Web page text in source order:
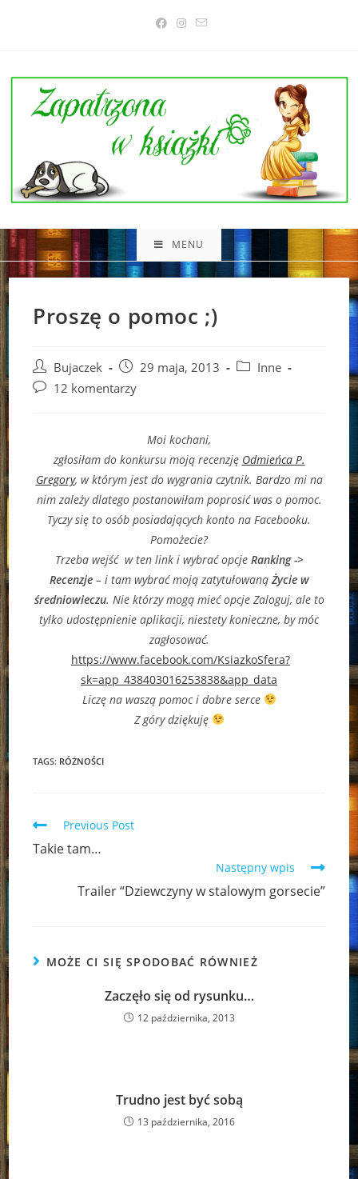
MENU
Proszę o pomoc ;)
Post
author:
Bujaczek
Post
published:
29 maja, 2013
PostInne
Post12 komentarzy
Moi kochani,
zgłosiłam do konkursu moją recenzję Odmieńca P.
Gregory, w którym jest do wygrania czytnik. Bardzo mi na
nim zależy dlatego postanowiłam poprosić was o pomoc.
Tyczy się to osób posiadających konto na Facebooku.
Pomożecie?
Trzeba wejść w ten link i wybrać opcje Ranking ->
Recenzje– i tam wybrać moją zatytułowaną Życie w
średniowieczu. Nie którzy mogą mieć opcje Zaloguj, ale to
tylko udostępnienie aplikacji, niestety konieczne, by móc
zagłosować.
https://www.facebook.com/KsiazkoSfera?
sk=app_438403016253838&app_data
Liczę na waszą pomoc i dobre serce
Z góry dziękuję
TAGS: RÓŻNOŚCI
Read
articles
Previous Post
Takie tam…
Następny wpis
Trailer “Dziewczyny w stalowym gorsecie”
MOŻE CI SIĘ SPODOBAĆ RÓWNIEŻ
Zaczęło się od rysunku…
12 października, 2013
Trudno jest być sobą
13 października, 2016